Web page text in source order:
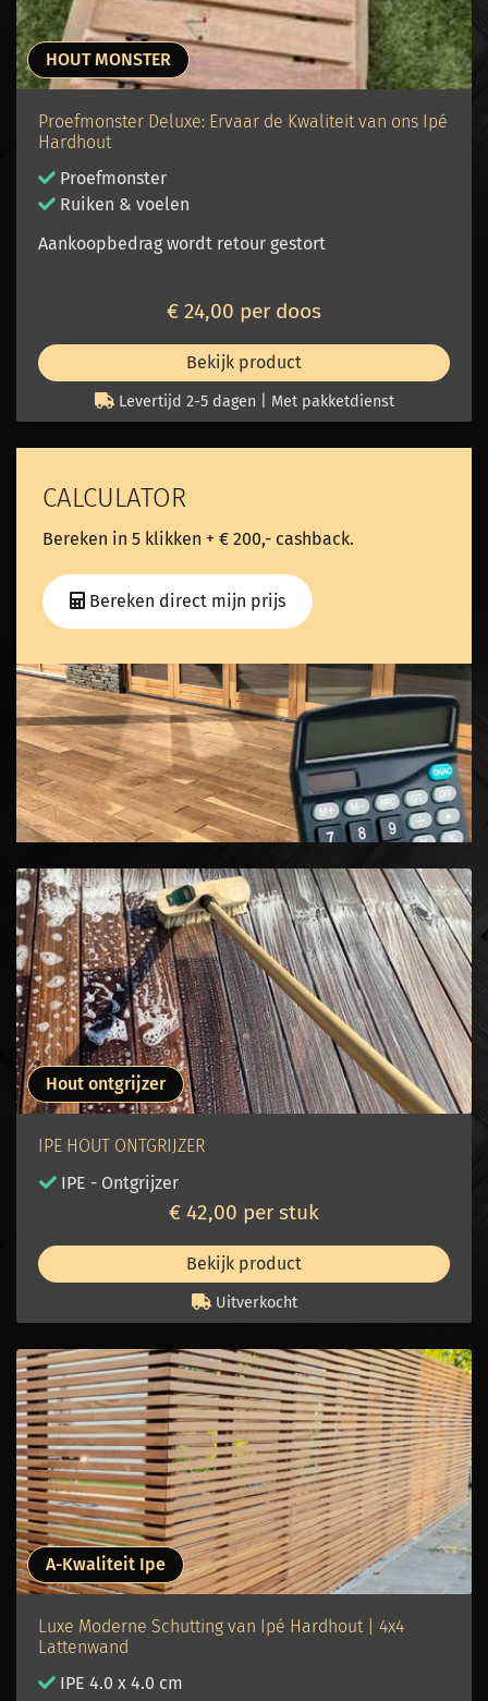
HOUT MONSTER
Proefmonster Deluxe: Ervaar de Kwaliteit van ons Ipé
Hardhout
Proefmonster
Ruiken & voelen
Aankoopbedrag wordt retour gestort
€ 24,00 per doos
Bekijk product
Levertijd 2-5 dagen | Met pakketdienst
CALCULATOR
Bereken in 5 klikken + € 200,- cashback.
Bereken direct mijn prijs
Hout ontgrijzer
IPE HOUT ONTGRIJZER
IPE - Ontgrijzer
€ 42,00 per stuk
Bekijk product
Uitverkocht
A-Kwaliteit Ipe
Luxe Moderne Schutting van Ipé Hardhout | 4x4
Lattenwand
IPE 4.0 x 4.0 cm